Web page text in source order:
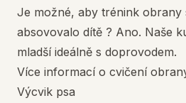
Je možné, aby trénink obrany
absovovalo dítě ? Ano. Naše
mladší ideálně s doprovodem.
Více informací o cvičení
Výcvik psa